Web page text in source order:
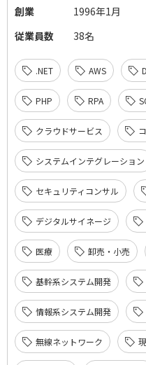
創業
1996年1月
従業員数
38名
.NET AWS
PHP RPA
クラウドサービス
システムインテグレーション
セキュリティコンサル
デジタルサイネージ
医療 卸売・小売
基幹系システム開発
情報系システム開発
無線ネットワーク